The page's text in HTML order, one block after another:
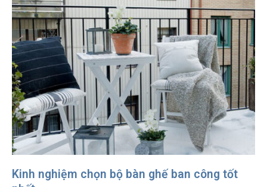
Kinh nghiệm chọn bộ bàn ghế ban công tốt